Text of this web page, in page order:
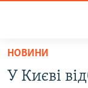
Перейти
основного
НОВИНИ
У Києві